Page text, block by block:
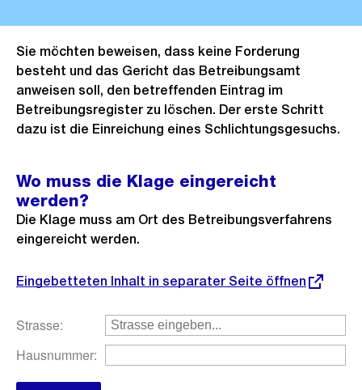
Sie möchten beweisen, dass keine Forderung
besteht und das Gericht das Betreibungsamt
anweisen soll, den betreffenden Eintrag im
Betreibungsregister zu löschen. Der erste Schritt
dazu ist die Einreichung eines Schlichtungsgesuchs.
Wo muss die Klage eingereicht
werden?
Die Klage muss am Ort des Betreibungsverfahrens
eingereicht werden.
Eingebetteten Inhalt in separater Seite öffnen